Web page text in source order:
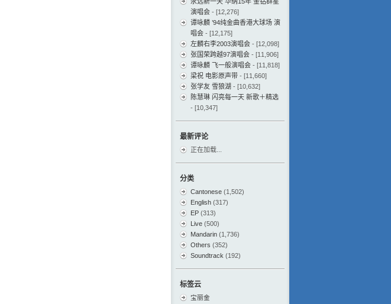
演唱会 - [12,276]
谭咏麟 ’94纯金曲香港大球场 演
唱会 - [12,175]
左麟右李2003演唱会 - [12,098]
张国荣跨越97演唱会 - [11,906]
谭咏麟 飞一般演唱会 - [11,818]
梁祝 电影原声带 - [11,660]
张学友 雪狼湖 - [10,632]
陈慧琳 闪亮每一天 新歌＋精选
- [10,347]
最新评论
正在加载...
分类
Cantonese (1,502)
English (317)
EP (313)
Live (500)
Mandarin (1,736)
Others (352)
Soundtrack (192)
标签云
宝丽金